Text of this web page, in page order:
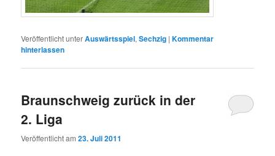
Veröffentlicht unterAuswärtsspiel,Sechzig | Kommentar
hinterlassen
Braunschweig zurück in der
2. Liga
Veröffentlicht am 23. Juli 2011